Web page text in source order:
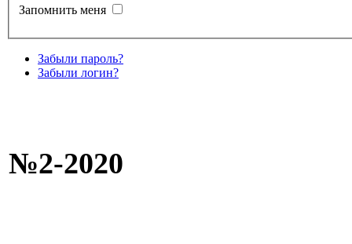
Запомнить меня
Забыли пароль?
Забыли логин?
№2-2020